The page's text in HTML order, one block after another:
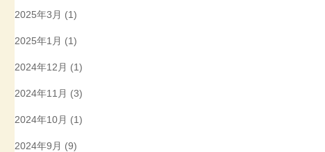
2025年3月 (1)
2025年1月 (1)
2024年12月 (1)
2024年11月 (3)
2024年10月 (1)
2024年9月 (9)